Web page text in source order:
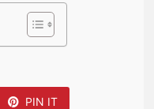
PIN IT